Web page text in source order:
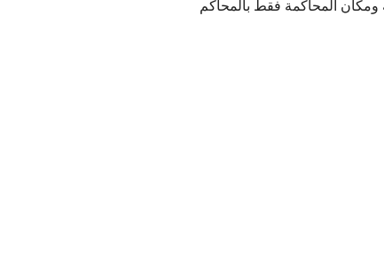
المحاكمة فقط بالمحاكم